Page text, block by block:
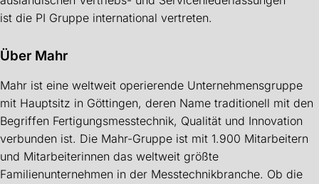
ist die PI Gruppe international vertreten.
Über Mahr
Mahr ist eine weltweit operierende Unternehmensgruppe
mit Hauptsitz in Göttingen, deren Name traditionell mit den
Begriffen Fertigungsmesstechnik, Qualität und Innovation
verbunden ist. Die Mahr-Gruppe ist mit 1.900 Mitarbeitern
und Mitarbeiterinnen das weltweit größte
Familienunternehmen in der Messtechnikbranche. Ob die